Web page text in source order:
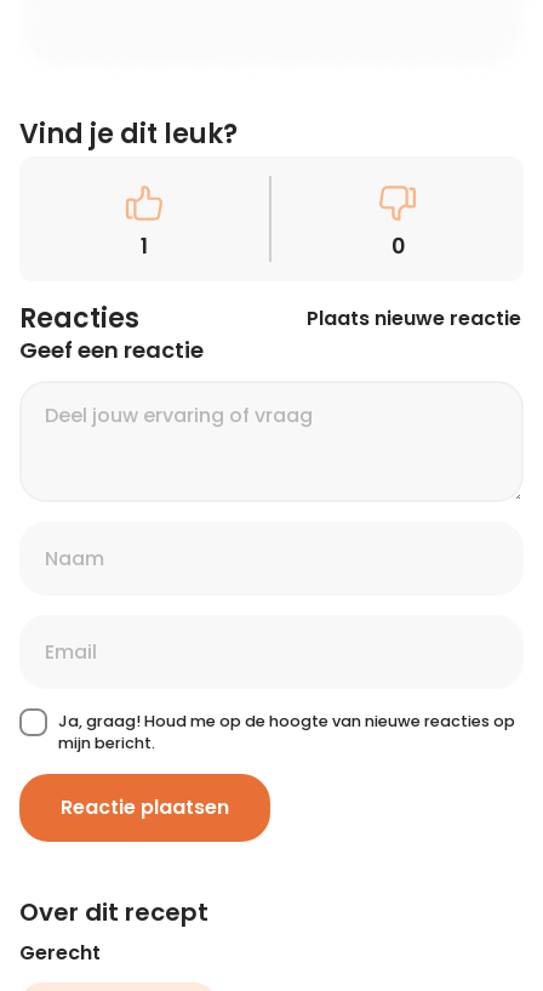
Vind je dit leuk?
1 0
Reacties Plaats nieuwe reactie
Geef een reactie
Ja, graag! Houd me op de hoogte van nieuwe reacties op
mijn bericht.
Reactie plaatsen
Over dit recept
Gerecht